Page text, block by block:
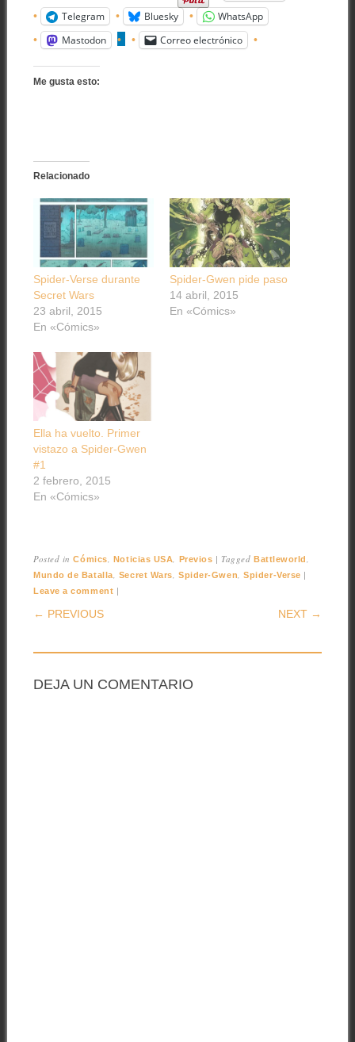
Telegram
Bluesky
WhatsApp
Mastodon
Correo electrónico
Me gusta esto:
Relacionado
Spider-Verse durante
Secret Wars
23 abril, 2015
En «Cómics»
Spider-Gwen pide paso
14 abril, 2015
En «Cómics»
Ella ha vuelto. Primer
vistazo a Spider-Gwen
#1
2 febrero, 2015
En «Cómics»
Posted inCómics Noticias USA Previos |Tagged Battleworld
Mundo de Batalla Secret Wars ,Spider-Gwen ,Spider-Verse |
Leave a comment |
POST NAVIGATION
← PREVIOUS NEXT →
DEJA UN COMENTARIO